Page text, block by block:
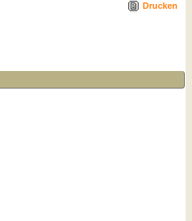
Drucken